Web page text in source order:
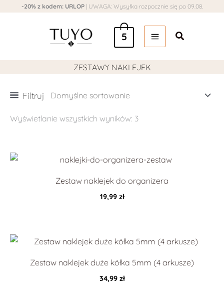
Przejdź-20% z kodem: URLOP| UWAGA: Wysyłka rozpocznie się po 09.08.
5 Szukaj
ZESTAWY NAKLEJEK
Filtruj
Wyświetlanie wszystkich wyników: 3
Zestaw naklejek do organizera
19,99 zł
Zestaw naklejek duże kółka 5mm (4 arkusze)
34,99 zł